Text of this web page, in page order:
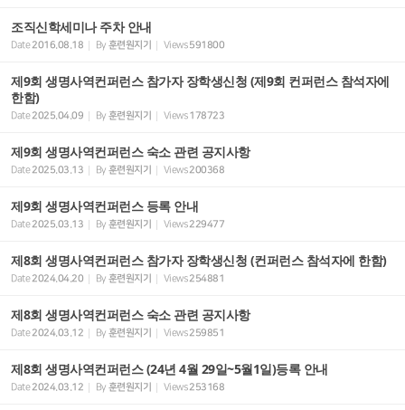
조직신학세미나 주차 안내
Date2016.08.18 By 훈련원지기 Views 591800
제9회 생명사역컨퍼런스 참가자 장학생신청 (제9회 컨퍼런스 참석자에
한함)
Date2025.04.09 By 훈련원지기 Views 178723
제9회 생명사역컨퍼런스 숙소 관련 공지사항
Date2025.03.13 By 훈련원지기 Views200368
제9회 생명사역컨퍼런스 등록 안내
Date2025.03.13 By 훈련원지기 Views229477
제8회 생명사역컨퍼런스 참가자 장학생신청 (컨퍼런스 참석자에 한함)
Date2024.04.20 By 훈련원지기 Views254881
제8회 생명사역컨퍼런스 숙소 관련 공지사항
Date2024.03.12 By 훈련원지기 Views259851
제8회 생명사역컨퍼런스 (24년 4월 29일~5월1일)등록 안내
Date2024.03.12 By 훈련원지기 Views253168